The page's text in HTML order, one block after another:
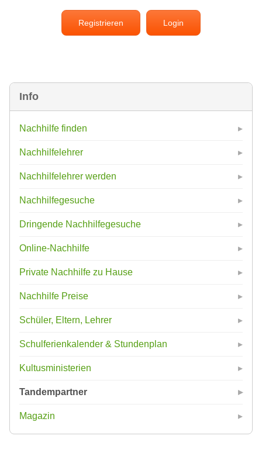
Info
Nachhilfe finden
Nachhilfelehrer
Nachhilfelehrer werden
Nachhilfegesuche
Dringende Nachhilfegesuche
Online-Nachhilfe
Private Nachhilfe zu Hause
Nachhilfe Preise
Schüler, Eltern, Lehrer
Schulferienkalender & Stundenplan
Kultusministerien
Tandempartner
Magazin
Registrieren Login